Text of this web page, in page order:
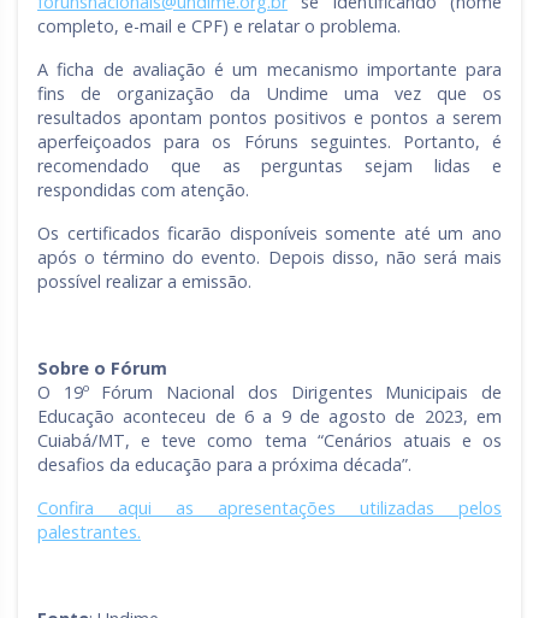
completo, e-mail e CPF) e relatar o problema.
A ficha de avaliação é um mecanismo importante para
fins de organização da Undime uma vez que os
resultados apontam pontos positivos e pontos a serem
aperfeiçoados para os Fóruns seguintes. Portanto, é
recomendado que as perguntas sejam lidas e
respondidas com atenção.
Os certificados ficarão disponíveis somente até um ano
após o término do evento. Depois disso, não será mais
possível realizar a emissão.
Sobre o Fórum
O 19º Fórum Nacional dos Dirigentes Municipais de
Educação aconteceu de 6 a 9 de agosto de 2023, em
Cuiabá/MT, e teve como tema “Cenários atuais e os
desafios da educação para a próxima década”.
Confira aqui as apresentações utilizadas pelos
palestrantes.